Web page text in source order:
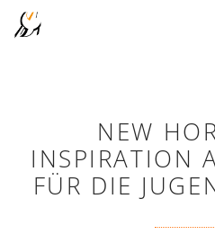
NEW
INSPIRATION
FÜR DIE